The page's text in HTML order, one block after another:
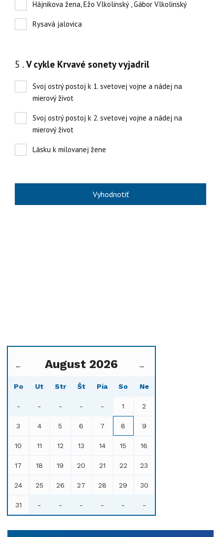
← August 2026 →
Po Ut Str Št Pia So Ne
- - - - - 1 2
3 4 5 6 7 8 9
10 11 12 13 14 15 16
17 18 19 20 21 22 23
24 25 26 27 28 29 30
31 - - - - - -